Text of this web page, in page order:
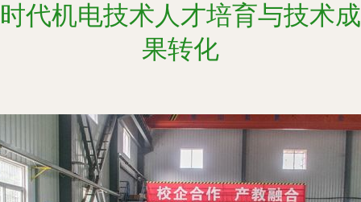
时代机电技术人才培育与技术成
果转化